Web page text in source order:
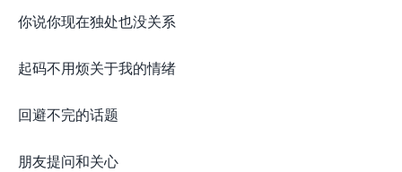
你说你现在独处也没关系
起码不用烦关于我的情绪
回避不完的话题
朋友提问和关心